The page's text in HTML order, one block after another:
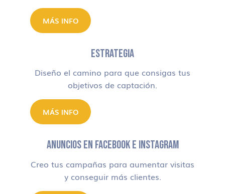
MÁS INFO
ESTRATEGIA
Diseño el camino para que consigas tus
objetivos de captación.
MÁS INFO
ANUNCIOS EN FACEBOOK E INSTAGRAM
Creo tus campañas para aumentar visitas
y conseguir más clientes.